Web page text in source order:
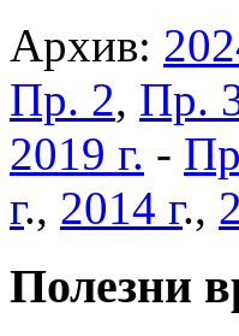
Архив:
Пр. 2, Пр.
2019 г. -
г., 2014 г.,
Полезни